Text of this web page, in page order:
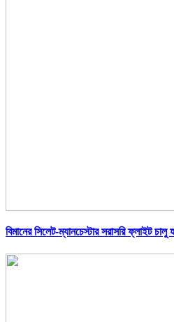
বিমানের সিলেট-ম্যানচেস্টার সরাসরি ফ্লাইট চালু